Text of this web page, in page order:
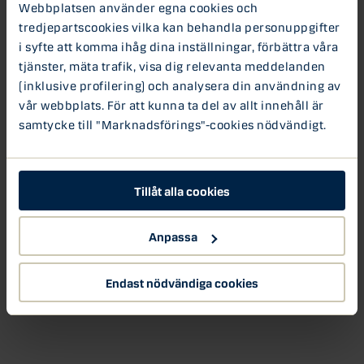
Webbplatsen använder egna cookies och
tredjepartscookies vilka kan behandla personuppgifter
i syfte att komma ihåg dina inställningar, förbättra våra
tjänster, mäta trafik, visa dig relevanta meddelanden
(inklusive profilering) och analysera din användning av
vår webbplats. För att kunna ta del av allt innehåll är
samtycke till "Marknadsförings"-cookies nödvändigt.
Tillåt alla cookies
Anpassa
Endast nödvändiga cookies
Danske Banks chefekonom Susanne Spector
kommenterar.